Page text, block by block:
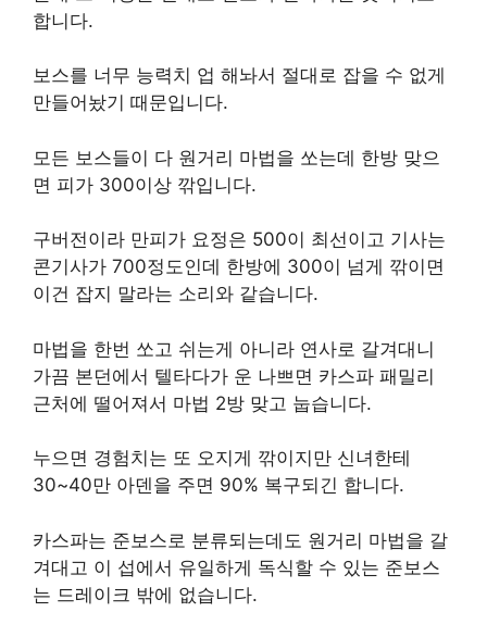
합니다.
보스를 너무 능력치 업 해놔서 절대로 잡을 수 없게
만들어놨기 때문입니다.
모든 보스들이 다 원거리 마법을 쏘는데 한방 맞으
면 피가 300이상 깎입니다.
구버전이라 만피가 요정은 500이 최선이고 기사는
콘기사가 700정도인데 한방에 300이 넘게 깎이면
이건 잡지 말라는 소리와 같습니다.
마법을 한번 쏘고 쉬는게 아니라 연사로 갈겨대니
가끔 본던에서 텔타다가 운 나쁘면 카스파 패밀리
근처에 떨어져서 마법 2방 맞고 눕습니다.
누으면 경험치는 또 오지게 깎이지만 신녀한테
30~40만 아덴을 주면 90% 복구되긴 합니다.
카스파는 준보스로 분류되는데도 원거리 마법을 갈
겨대고 이 섭에서 유일하게 독식할 수 있는 준보스
는 드레이크 밖에 없습니다.